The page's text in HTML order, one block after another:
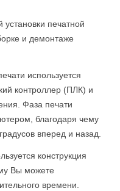
установки печатной
и демонтаже
используется
контроллер (ПЛК) и
Фаза печати
благодаря чему
вперед и назад.
конструкция
Вы можете
времени.